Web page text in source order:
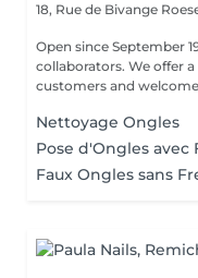
18, Rue de Bivange
Open since September
collaborators. We offer
customers and
Nettoyage Ongles
Pose d'Ongles avec
Faux Ongles sans